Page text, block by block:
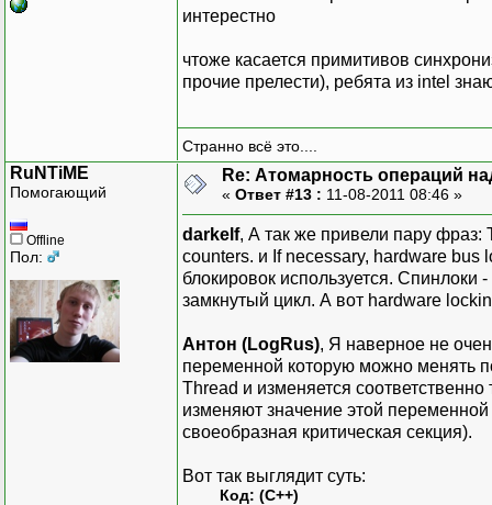
интерестно
чтоже касается примитивов
прочие прелести), ребята из intel
Странно всё это....
RuNTiME
Помогающий
Offline
Пол:
Re: Атомарность операций
« Ответ #13 : 11-08-2011 08:46 »
darkelf, А так же привели пару фраз:
counters. и If necessary, hardware bus
блокировок используется.
замкнутый цикл. А вот hardware
Антон (LogRus), Я наверное не
переменной которую можно менять
Thread и изменяется
изменяют значение этой
своеобразная критическая секция).
Вот так выглядит суть:
Код: (C++)